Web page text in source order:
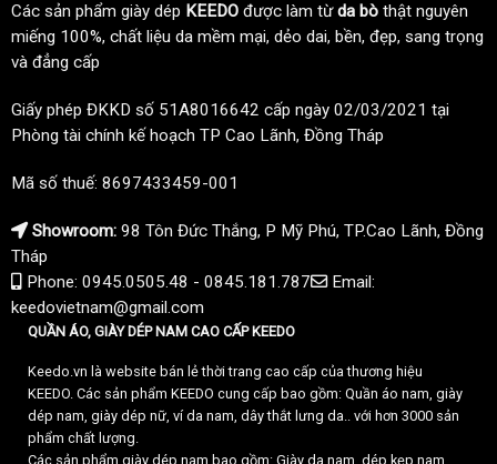
Các sản phẩm giày dép KEEDO được làm từda bò thật nguyên
miếng 100%, chất liệu da mềm mại, dẻo dai, bền, đẹp, sang trọng
và đẳng cấp
Giấy phép ĐKKD số 51A8016642 cấp ngày 02/03/2021 tại
Phòng tài chính kế hoạch TP Cao Lãnh, Đồng Tháp
Mã số thuế: 8697433459-001
Showroom: 98 Tôn Đức Thắng, P Mỹ Phú, TP.Cao Lãnh, Đồng
Tháp
Phone: 0945.0505.48 - 0845.181.787
Email:
keedovietnam@gmail.com
QUẦN ÁO, GIÀY DÉP NAM CAO CẤP KEEDO
Keedo.vn là website bán lẻ thời trang cao cấp của thương hiệu
KEEDO. Các sản phẩm KEEDO cung cấp bao gồm: Quần áo nam, giày
dép nam, giày dép nữ, ví da nam, dây thắt lưng da.. với hơn 3000 sản
phẩm chất lượng.
Các sản phẩm giày dép nam bao gồm: Giày da nam, dép kẹp nam,